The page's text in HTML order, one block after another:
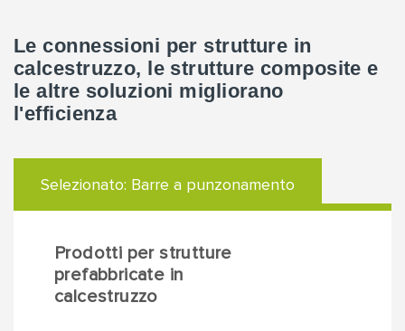
Le connessioni per strutture in
calcestruzzo, le strutture composite e
le altre soluzioni migliorano
l'efficienza
Selezionato: Barre a punzonamento
Prodotti per strutture
prefabbricate in
calcestruzzo